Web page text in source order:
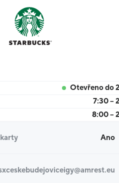
Otevřeno do
7:30 –
8:00 –
Ano